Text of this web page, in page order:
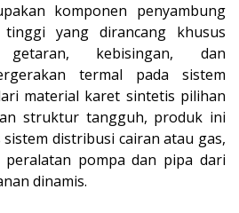
komponen penyambung
yang dirancang khusus
kebisingan, dan
termal pada sistem
material karet sintetis pilihan
struktur tangguh, produk ini
distribusi cairan atau gas,
peralatan pompa dan pipa dari
dinamis.